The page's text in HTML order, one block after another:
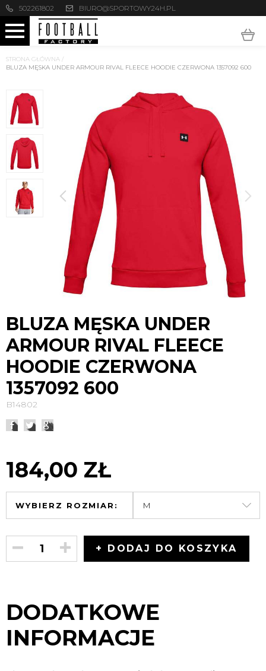
502261802 BIURO@SPORTOWY24H.PL
STRONA GŁÓWNA /
BLUZA MĘSKA UNDER ARMOUR RIVAL FLEECE HOODIE CZERWONA 1357092 600
BLUZA MĘSKA UNDER
ARMOUR RIVAL FLEECE
HOODIE CZERWONA
1357092 600
B14802
184,00 ZŁ
WYBIERZ ROZMIAR:
+ DODAJ DO KOSZYKA
DODATKOWE
INFORMACJE